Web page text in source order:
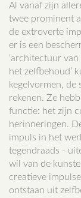
Al vanaf zijn
twee prominent
de extroverte
er is een
‘architectuur van
het zelfbehoud’
kegelvormen, de
rekenen. Ze
functie: het zijn
herinneringen.
impuls in het
tegendraads -
wil van de
creatieve
ontstaan uit